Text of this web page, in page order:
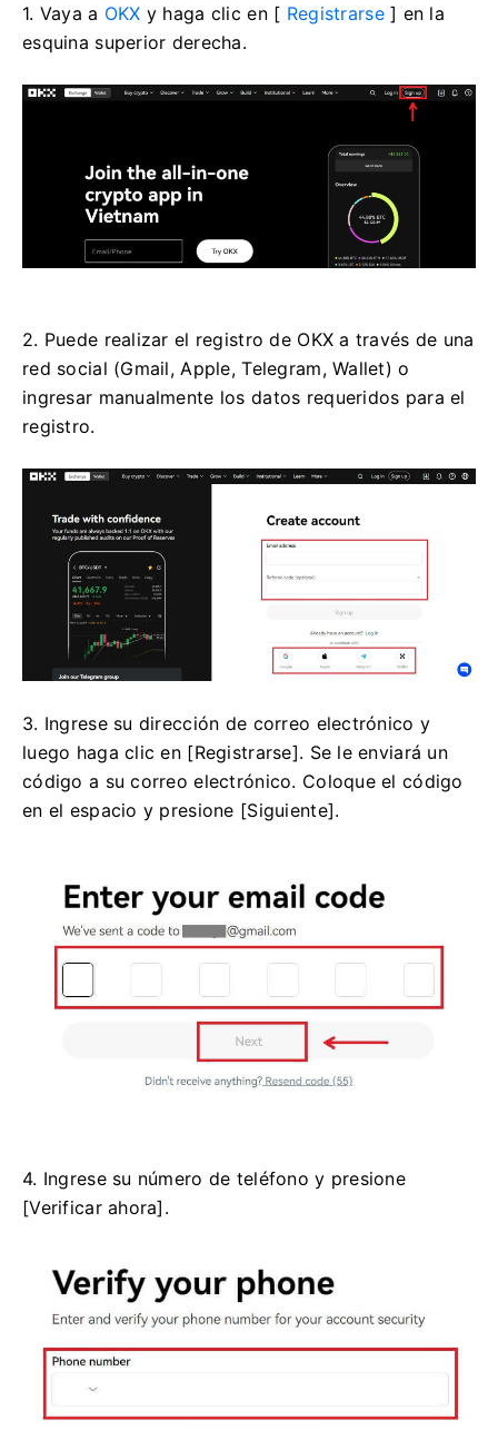
1. Vaya a OKX y haga clic en [ Registrarse] en la
esquina superior derecha.
2. Puede realizar el registro de OKX a través de una
red social (Gmail, Apple, Telegram, Wallet) o
ingresar manualmente los datos requeridos para el
registro.
3. Ingrese su dirección de correo electrónico y
luego haga clic en [Registrarse]. Se le enviará un
código a su correo electrónico. Coloque el código
en el espacio y presione [Siguiente].
4. Ingrese su número de teléfono y presione
[Verificar ahora].